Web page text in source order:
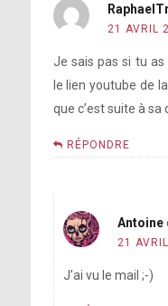
21 AVRIL
Je sais pas si tu as
le lien youtube de
que c’est suite à
RÉPONDRE
Antoine
21
J’ai vu le mail ;-)